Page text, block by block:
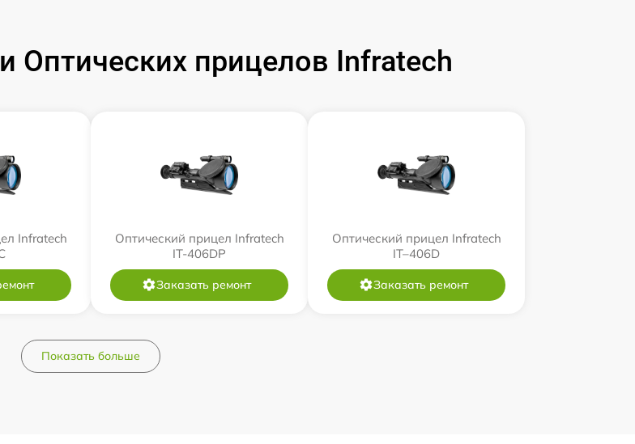
Оптических прицелов Infratech
Infratech
Оптический прицел Infratech
IT-406DP
Заказать ремонт
Оптический прицел Infratech
IT–406D
Заказать ремонт
Показать больше